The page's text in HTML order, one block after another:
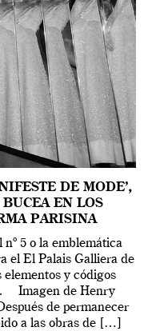
DE MODE’,
EN LOS
PARISINA
nº 5 o la emblemática
el El Palais Galliera de
elementos y códigos
Imagen de Henry
de permanecer
a las obras de […]